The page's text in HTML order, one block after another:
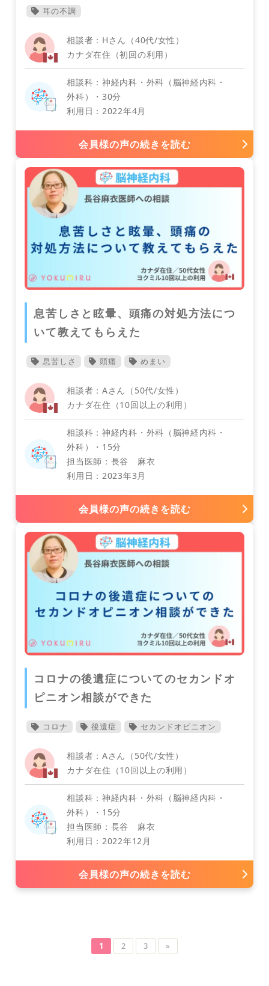
皮膚科
耳鼻咽喉科
神経内科・外科（脳神経内科・外科）
ドイツ
その他
耳の不調
相談者：Hさん（40代/女性）
カナダ在住（初回の利用）
相談科：神経内科・外科（脳神経内科・
外科）・30分
利用日：2022年4月
会員様の声の続きを読む
息苦しさと眩暈、頭痛の対処方法につ
いて教えてもらえた
息苦しさ 頭痛 めまい
相談者：Aさん（50代/女性）
カナダ在住（10回以上の利用）
相談科：神経内科・外科（脳神経内科・
外科）・15分
担当医師：長谷 麻衣
利用日：2023年3月
会員様の声の続きを読む
コロナの後遺症についてのセカンドオ
ピニオン相談ができた
コロナ 後遺症 セカンドオピニオン
相談者：Aさん（50代/女性）
カナダ在住（10回以上の利用）
相談科：神経内科・外科（脳神経内科・
外科）・15分
担当医師：長谷 麻衣
利用日：2022年12月
会員様の声の続きを読む
1 2 3 »